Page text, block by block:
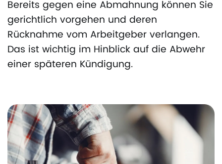
Bereits gegen eine Abmahnung können Sie
gerichtlich vorgehen und deren
Rücknahme vom Arbeitgeber verlangen.
Das ist wichtig im Hinblick auf die Abwehr
einer späteren Kündigung.